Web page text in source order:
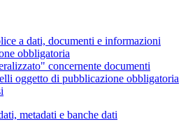
a dati, documenti e informazioni
obbligatoria
concernente documenti
oggetto di pubblicazione obbligatoria
metadati e banche dati